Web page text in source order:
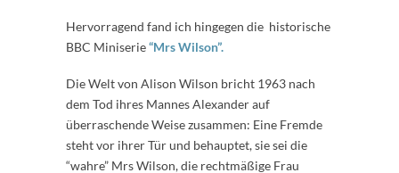
Hervorragend fand ich hingegen die historische
BBC Miniserie“Mrs Wilson”.
Die Welt von Alison Wilson bricht 1963 nach
dem Tod ihres Mannes Alexander auf
überraschende Weise zusammen: Eine Fremde
steht vor ihrer Tür und behauptet, sie sei die
“wahre” Mrs Wilson, die rechtmäßige Frau